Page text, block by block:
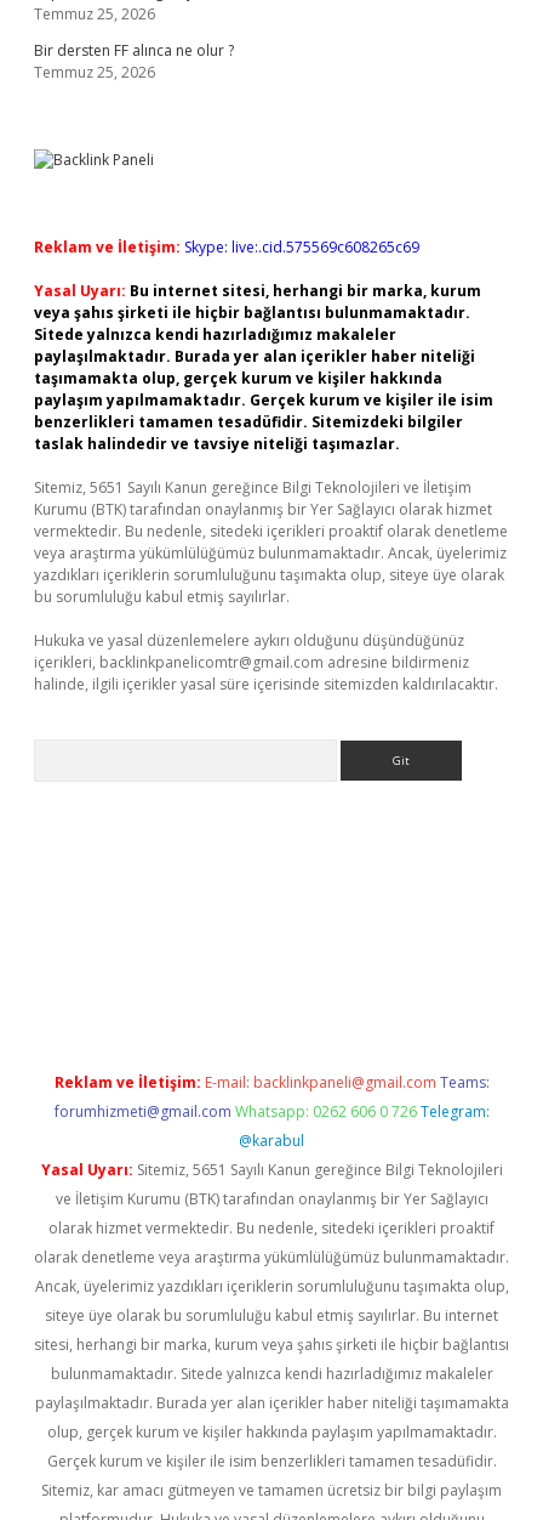
Temmuz 25, 2026
Bir dersten FF alınca ne olur ?
Temmuz 25, 2026
Reklam ve İletişim: Skype: live:.cid.575569c608265c69
Yasal Uyarı: Bu internet sitesi, herhangi bir marka, kurum
veya şahıs şirketi ile hiçbir bağlantısı bulunmamaktadır.
Sitede yalnızca kendi hazırladığımız makaleler
paylaşılmaktadır. Burada yer alan içerikler haber niteliği
taşımamakta olup, gerçek kurum ve kişiler hakkında
paylaşım yapılmamaktadır. Gerçek kurum ve kişiler ile isim
benzerlikleri tamamen tesadüfidir. Sitemizdeki bilgiler
taslak halindedir ve tavsiye niteliği taşımazlar.
Sitemiz, 5651 Sayılı Kanun gereğince Bilgi Teknolojileri ve İletişim
Kurumu (BTK) tarafından onaylanmış bir Yer Sağlayıcı olarak hizmet
vermektedir. Bu nedenle, sitedeki içerikleri proaktif olarak denetleme
veya araştırma yükümlülüğümüz bulunmamaktadır. Ancak, üyelerimiz
yazdıkları içeriklerin sorumluluğunu taşımakta olup, siteye üye olarak
bu sorumluluğu kabul etmiş sayılırlar.
Hukuka ve yasal düzenlemelere aykırı olduğunu düşündüğünüz
içerikleri, backlinkpanelicomtr@gmail.com adresine bildirmeniz
halinde, ilgili içerikler yasal süre içerisinde sitemizden kaldırılacaktır.
Reklam ve İletişim: E-mail: backlinkpaneli@gmail.com Teams:
forumhizmeti@gmail.com Whatsapp: 0262 606 0 726 Telegram:
@karabul
Yasal Uyarı: Sitemiz, 5651 Sayılı Kanun gereğince Bilgi Teknolojileri
ve İletişim Kurumu (BTK) tarafından onaylanmış bir Yer Sağlayıcı
olarak hizmet vermektedir. Bu nedenle, sitedeki içerikleri proaktif
olarak denetleme veya araştırma yükümlülüğümüz bulunmamaktadır.
Ancak, üyelerimiz yazdıkları içeriklerin sorumluluğunu taşımakta olup,
siteye üye olarak bu sorumluluğu kabul etmiş sayılırlar. Bu internet
sitesi, herhangi bir marka, kurum veya şahıs şirketi ile hiçbir bağlantısı
bulunmamaktadır. Sitede yalnızca kendi hazırladığımız makaleler
paylaşılmaktadır. Burada yer alan içerikler haber niteliği taşımamakta
olup, gerçek kurum ve kişiler hakkında paylaşım yapılmamaktadır.
Gerçek kurum ve kişiler ile isim benzerlikleri tamamen tesadüfidir.
Sitemiz, kar amacı gütmeyen ve tamamen ücretsiz bir bilgi paylaşım